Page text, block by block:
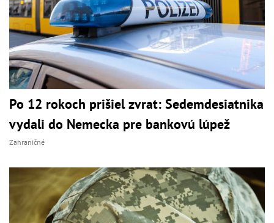
Po 12 rokoch prišiel zvrat: Sedemdesiatnika
vydali do Nemecka pre bankovú lúpež
Zahraničné